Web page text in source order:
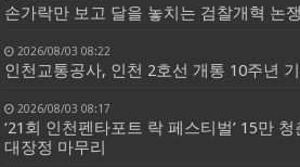
손가락만 보고 달을 놓치는 검찰개혁 논쟁
2026/08/03 08:22
인천교통공사, 인천 2호선 개통 10주년
2026/08/03 08:17
‘21회 인천펜타포트 락 페스티벌’ 15만
대장정 마무리